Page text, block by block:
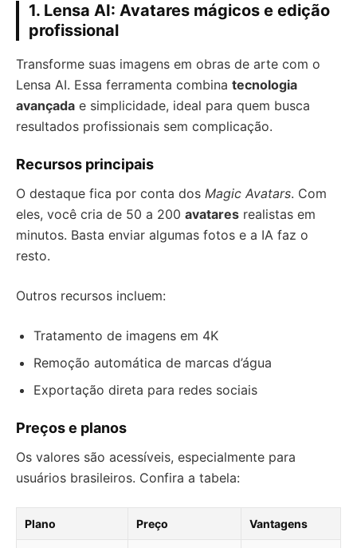
1. Lensa AI: Avatares mágicos e edição
profissional
Transforme suas imagens em obras de arte com o
Lensa AI. Essa ferramenta combina tecnologia
avançada e simplicidade, ideal para quem busca
resultados profissionais sem complicação.
Recursos principais
O destaque fica por conta dos Magic Avatars. Com
eles, você cria de 50 a 200 avatares realistas em
minutos. Basta enviar algumas fotos e a IA faz o
resto.
Outros recursos incluem:
Tratamento de imagens em 4K
Remoção automática de marcas d’água
Exportação direta para redes sociais
Preços e planos
Os valores são acessíveis, especialmente para
usuários brasileiros. Confira a tabela:
Plano Preço Vantagens